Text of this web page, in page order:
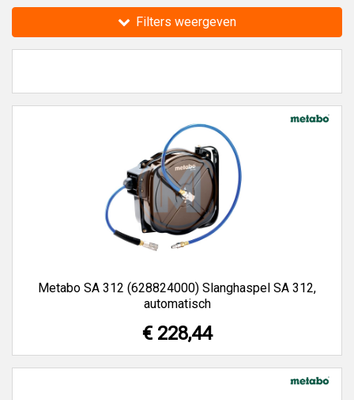
Filters weergeven
Metabo SA 312 (628824000) Slanghaspel SA 312,
automatisch
€ 228,44